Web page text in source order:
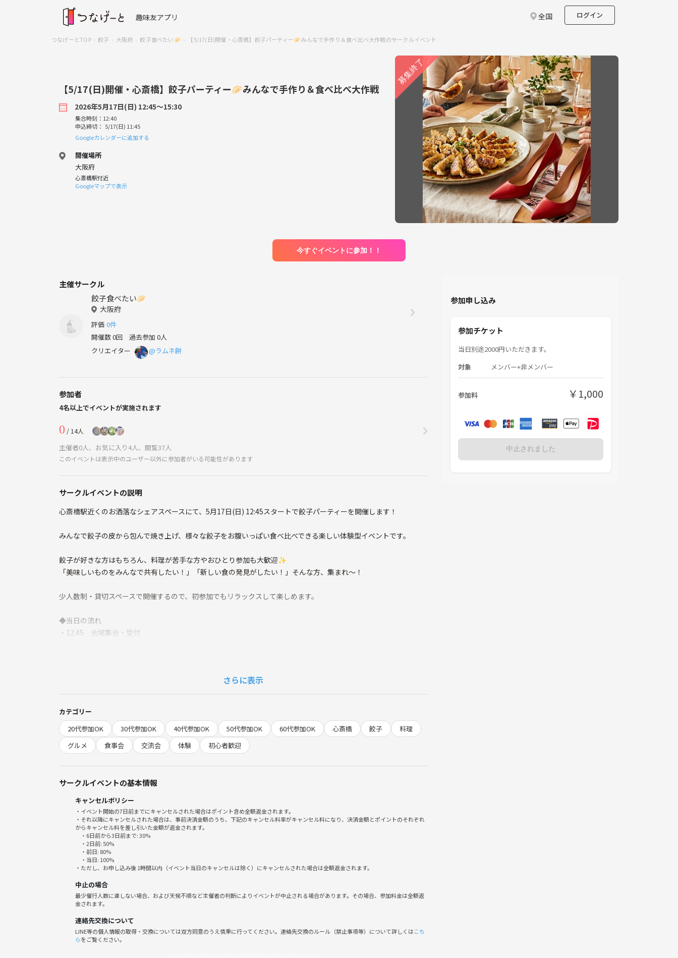
趣味友アプリ 全国 ログイン
つなげーとTOP 餃子 大阪府 餃子食べたい🥟 【5/17(日)開催・心斎橋】餃子パーティー🥟みんなで手作り＆食べ比べ大作戦のサークルイベント
【5/17(日)開催・心斎橋】餃子パーティー🥟みんなで手作り＆食べ比べ大作戦
2026年5月17日(日) 12:45〜15:30
集合時刻：12:40
申込締切： 5/17(日) 11:45
Googleカレンダーに追加する
開催場所
大阪府
心斎橋駅付近
Googleマップで表示
今すぐイベントに参加！！
主催サークル
餃子食べたい🥟
大阪府
評価 0件
開催数 0回 過去参加 0人
クリエイター
@ラムネ餅
参加者
4名以上でイベントが実施されます
0 / 14人
主催者0人、お気に入り4人、閲覧37人
このイベントは表示中のユーザー以外に参加者がいる可能性があります
サークルイベントの説明
心斎橋駅近くのお洒落なシェアスペースにて、5月17日(日) 12:45スタートで餃子パーティーを開催します！
みんなで餃子の皮から包んで焼き上げ、様々な餃子をお腹いっぱい食べ比べできる楽しい体験型イベントです。
餃子が好きな方はもちろん、料理が苦手な方やおひとり参加も大歓迎✨
「美味しいものをみんなで共有したい！」「新しい食の発見がしたい！」そんな方、集まれ〜！
少人数制・貸切スペースで開催するので、初参加でもリラックスして楽しめます。
◆当日の流れ
・12:45 会場集合・受付
・和気あいあい、食べるのが大好きなゆるい仲間たちが集まります。
・料理が得意でなくてもOK！みんなで協力し合って、笑顔が絶えない雰囲気。
・食でつながる新しい友人・仲間ができる！
・初めて来る方にはスタッフがしっかりサポートします。
・純粋に"美味しいを一緒に楽しむ"イベントなので、どなたもウェルカム🌸
1. 3種類以上の餃子を味わえる！（定番から変わり種まで）
2. 餃子作りが初めてでも、スタッフ・メンバーがフォロー
3. 参加者同士で自然と会話が弾むアットホームな雰囲気
4. 料理のコツやレシピ情報をシェアできる
5. 心斎橋駅から徒歩3分・通いやすさ抜群
下記の行為はご遠慮ください。
・勧誘・営業・告知・引き抜き・しつこいナンパ・暴言など
・開催内容や風景写真、動画のSNS等への無許可投稿
サークルやイベントの輪を乱す行動をする方、運営側の指示に従っていただけない方や運営側が参加者様としてふさ
さらに表示
カテゴリー
20代参加OK
30代参加OK 40代参加OK 50代参加OK 60代参加OK 心斎橋 餃子
料理
グルメ
食事会 交流会 体験 初心者歓迎
サークルイベントの基本情報
キャンセルポリシー
・イベント開始の7日前までにキャンセルされた場合はポイント含め全額返金されます。
・それ以降にキャンセルされた場合は、事前決済金額のうち、下記のキャンセル料率がキャンセル料になり、決済金額とポイントのそれぞれ
からキャンセル料を差し引いた金額が返金されます。
・6日前から3日前まで: 30%
・2日前: 50%
・前日: 80%
・当日: 100%
・ただし、お申し込み後 1時間以内（イベント当日のキャンセルは除く）にキャンセルされた場合は全額返金されます。
中止の場合
最少催行人数に達しない場合、および天候不順など主催者の判断によりイベントが中止される場合があります。その場合、参加料金は全額返
金されます。
連絡先交換について
LINE等の個人情報の取得・交換については双方同意のうえ慎重に行ってください。連絡先交換のルール（禁止事項等）について詳しくはこち
らをご覧ください。
参加申し込み
参加チケット
当日別途2000円いただきます。
対象 メンバー+非メンバー
参加料 ￥1,000
中止されました